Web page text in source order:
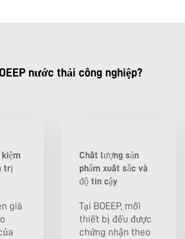
nước thải công nghiệp?
trị
giá
Chất lượng sản
phẩm xuất sắc và
độ tin cậy
Tại BOEEP, mỗi
thiết bị đều được
chứng nhận theo